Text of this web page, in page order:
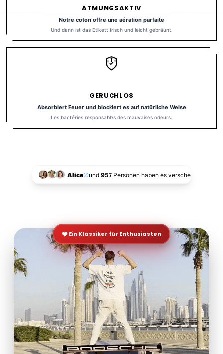
ATMUNGSAKTIV
Notre coton offre une aération parfaite
Und dann ist das Etikett frisch und leicht gebräunt.
GERUCHLOS
Absorbiert Feuer und blockiert es auf natürliche Weise
Les bactéries responsables des mauvaises odeurs.
Alice und 957 Personen haben es verschenkt!
Ein Klassiker für Enthusiasten